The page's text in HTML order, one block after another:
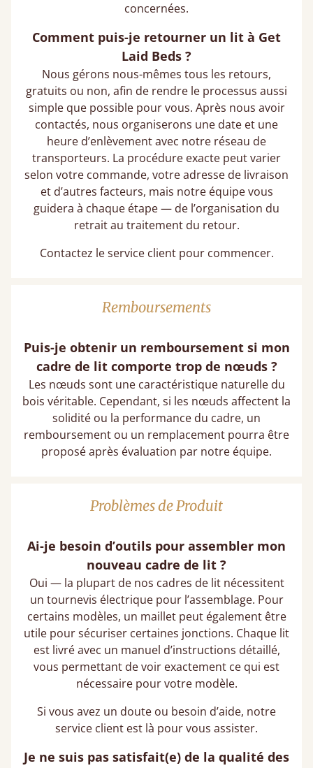
concernées.
Comment puis-je retourner un lit à Get
Laid Beds ?
Nous gérons nous-mêmes tous les retours,
gratuits ou non, afin de rendre le processus aussi
simple que possible pour vous. Après nous avoir
contactés, nous organiserons une date et une
heure d’enlèvement avec notre réseau de
transporteurs. La procédure exacte peut varier
selon votre commande, votre adresse de livraison
et d’autres facteurs, mais notre équipe vous
guidera à chaque étape — de l’organisation du
retrait au traitement du retour.
Contactez le service client pour commencer.
Remboursements
Puis-je obtenir un remboursement si mon
cadre de lit comporte trop de nœuds ?
Les nœuds sont une caractéristique naturelle du
bois véritable. Cependant, si les nœuds affectent la
solidité ou la performance du cadre, un
remboursement ou un remplacement pourra être
proposé après évaluation par notre équipe.
Problèmes de Produit
Ai-je besoin d’outils pour assembler mon
nouveau cadre de lit ?
Oui — la plupart de nos cadres de lit nécessitent
un tournevis électrique pour l’assemblage. Pour
certains modèles, un maillet peut également être
utile pour sécuriser certaines jonctions. Chaque lit
est livré avec un manuel d’instructions détaillé,
vous permettant de voir exactement ce qui est
nécessaire pour votre modèle.
Si vous avez un doute ou besoin d’aide, notre
service client est là pour vous assister.
Je ne suis pas satisfait(e) de la qualité des